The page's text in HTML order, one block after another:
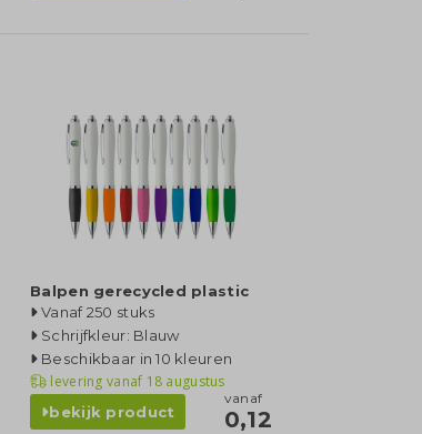
Balpen gerecycled plastic
Vanaf 250 stuks
Schrijfkleur: Blauw
Beschikbaar in 10 kleuren
levering vanaf 18 augustus
bekijk product
vanaf
0,12